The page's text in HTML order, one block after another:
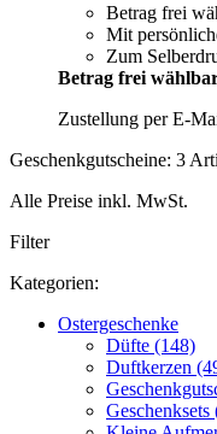
Betrag frei
Mit
Zum
Betrag frei
Zustellung per E-
Geschenkgutscheine: 3
Alle Preise inkl. MwSt.
Filter
Kategorien:
Ostergeschenke
Düfte (148)
Duftkerzen
Geschenksets